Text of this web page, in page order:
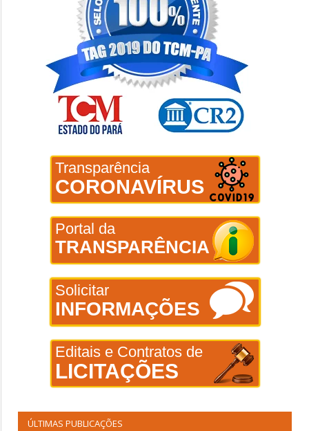
Transparência
CORONAVÍRUS
Portal da
TRANSPARÊNCIA
Solicitar
INFORMAÇÕES
Editais e Contratos de
LICITAÇÕES
ÚLTIMAS PUBLICAÇÕES